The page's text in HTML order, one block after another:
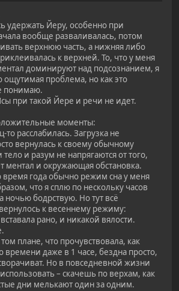
удержать Йеру, особенно при
вообще разваливалась, потом
верхнюю часть, а нижняя либо
к верхней. То, что у меня
доминируют над подсознанием, я
ощутимая проблема, но как это
понимаю.
при такой Йере и речи не идет.
моменты:
то расслабилась. Загрузка не
вернулась к своему обычному
и разум не напрягаются от того,
ментал и окружающая обстановка.
время года обычно режим сна у меня
что я сплю по нескольку часов
ночью бодрствую. Но тут всё
к весеннему режиму:
рано, и никакой вялости.
плане, что прочувствовала, как
времени даже в 1 часе, бездна просто,
Но в повседневной жизни
– скачешь по верхам, как
дни мелькают один за одним.